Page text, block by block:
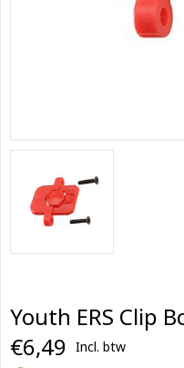
Youth ERS Clip
€6,49 Incl. btw